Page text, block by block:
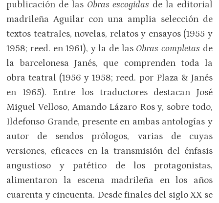
publicación de las Obras escogidas de la editorial
madrileña Aguilar con una amplia selección de
textos teatrales, novelas, relatos y ensayos (1955 y
1958; reed. en 1961), y la de las Obras completas de
la barcelonesa Janés, que comprenden toda la
obra teatral (1956 y 1958; reed. por Plaza & Janés
en 1965). Entre los traductores destacan José
Miguel Velloso, Amando Lázaro Ros y, sobre todo,
Ildefonso Grande, presente en ambas antologías y
autor de sendos prólogos, varias de cuyas
versiones, eficaces en la transmisión del énfasis
angustioso y patético de los protagonistas,
alimentaron la escena madrileña en los años
cuarenta y cincuenta. Desde finales del siglo XX se